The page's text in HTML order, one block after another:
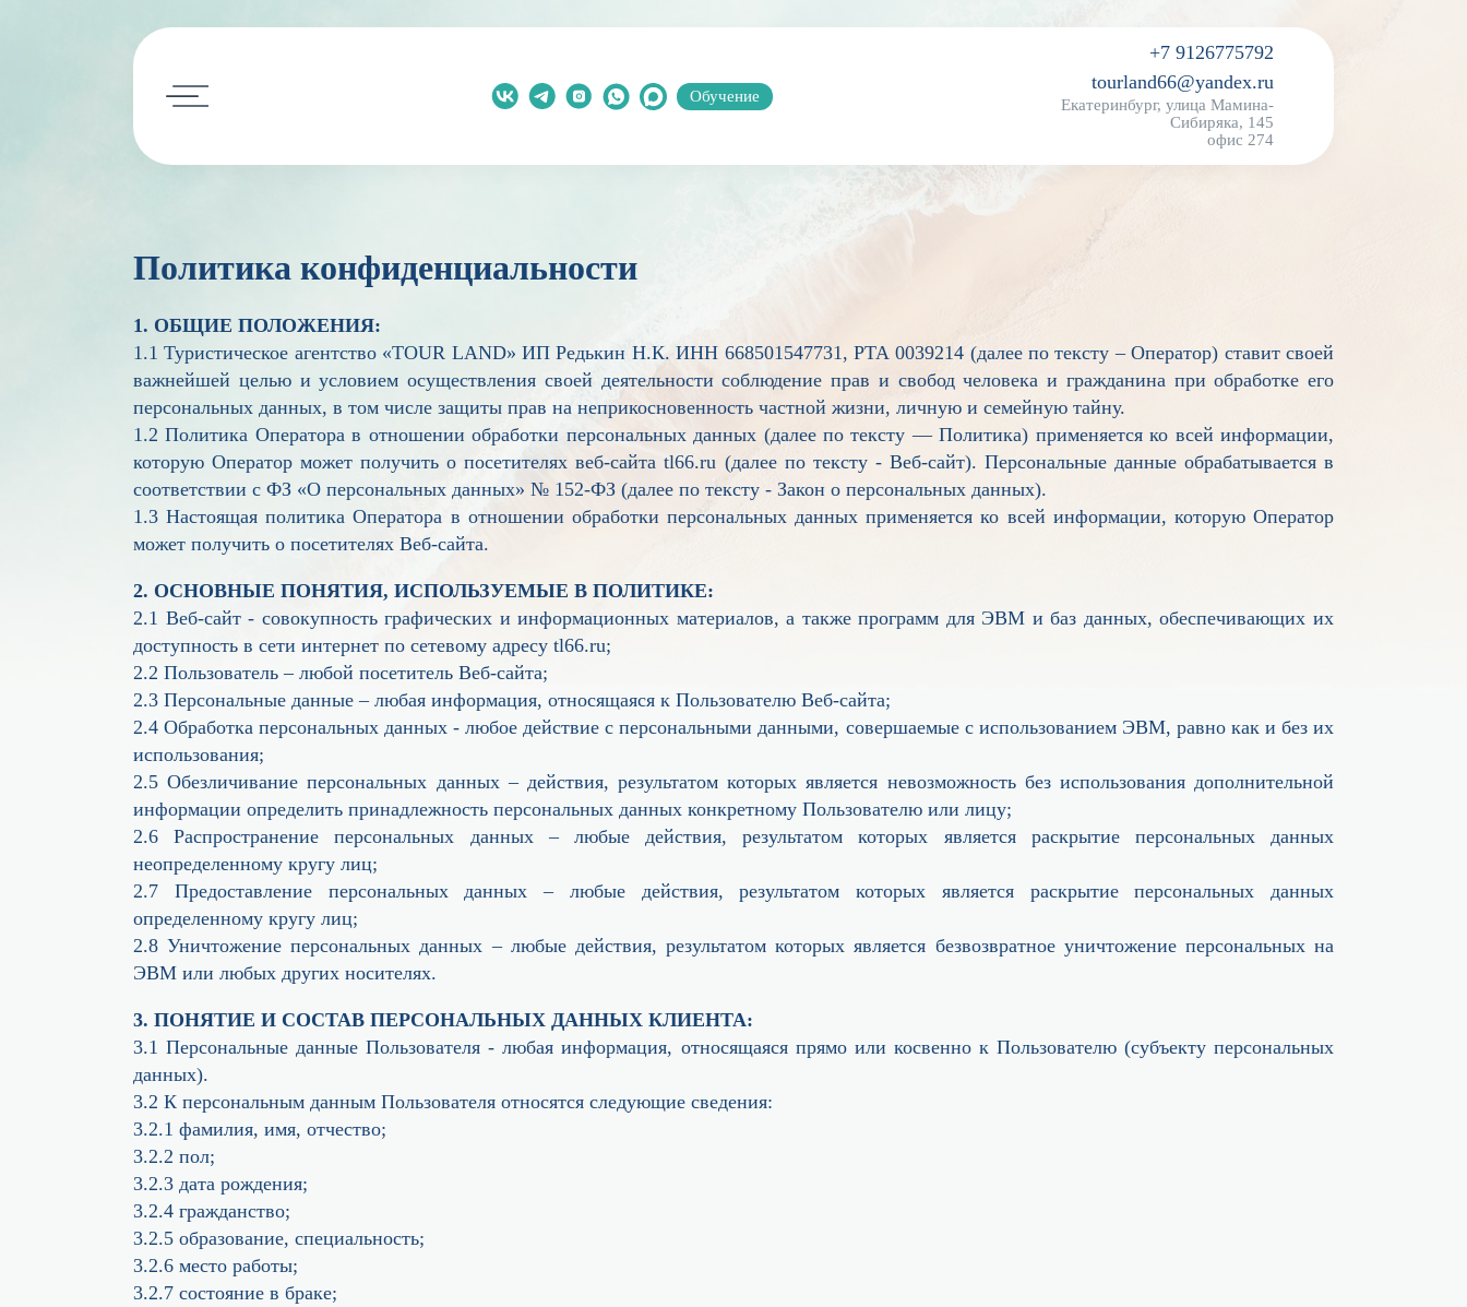
Обучение
+7 9126775792
tourland66@yandex.ru
Екатеринбург, улица Мамина-
Сибиряка, 145
офис 274
Горящие туры
Календарь туров
Страны
Минимальные цены
Авиабилеты
Визы
Обучение
О нас
Политика конфиденциальности
1. ОБЩИЕ ПОЛОЖЕНИЯ:
1.1 Туристическое агентство «TOUR LAND» ИП Редькин Н.К. ИНН 668501547731, РТА 0039214 (далее по тексту – Оператор) ставит своей
важнейшей целью и условием осуществления своей деятельности соблюдение прав и свобод человека и гражданина при обработке его
персональных данных, в том числе защиты прав на неприкосновенность частной жизни, личную и семейную тайну.
1.2 Политика Оператора в отношении обработки персональных данных (далее по тексту — Политика) применяется ко всей информации,
которую Оператор может получить о посетителях веб-сайта tl66.ru (далее по тексту - Веб-сайт). Персональные данные обрабатывается в
соответствии с ФЗ «О персональных данных» № 152-ФЗ (далее по тексту - Закон о персональных данных).
1.3 Настоящая политика Оператора в отношении обработки персональных данных применяется ко всей информации, которую Оператор
может получить о посетителях Веб-сайта.
2. ОСНОВНЫЕ ПОНЯТИЯ, ИСПОЛЬЗУЕМЫЕ В ПОЛИТИКЕ:
2.1 Веб-сайт - совокупность графических и информационных материалов, а также программ для ЭВМ и баз данных, обеспечивающих их
доступность в сети интернет по сетевому адресу tl66.ru;
2.2 Пользователь – любой посетитель Веб-сайта;
2.3 Персональные данные – любая информация, относящаяся к Пользователю Веб-сайта;
2.4 Обработка персональных данных - любое действие с персональными данными, совершаемые с использованием ЭВМ, равно как и без их
использования;
2.5 Обезличивание персональных данных – действия, результатом которых является невозможность без использования дополнительной
информации определить принадлежность персональных данных конкретному Пользователю или лицу;
2.6 Распространение персональных данных – любые действия, результатом которых является раскрытие персональных данных
неопределенному кругу лиц;
2.7 Предоставление персональных данных – любые действия, результатом которых является раскрытие персональных данных
определенному кругу лиц;
2.8 Уничтожение персональных данных – любые действия, результатом которых является безвозвратное уничтожение персональных на
ЭВМ или любых других носителях.
3. ПОНЯТИЕ И СОСТАВ ПЕРСОНАЛЬНЫХ ДАННЫХ КЛИЕНТА:
3.1 Персональные данные Пользователя - любая информация, относящаяся прямо или косвенно к Пользователю (субъекту персональных
данных).
3.2 К персональным данным Пользователя относятся следующие сведения:
3.2.1 фамилия, имя, отчество;
3.2.2 пол;
3.2.3 дата рождения;
3.2.4 гражданство;
3.2.5 образование, специальность;
3.2.6 место работы;
3.2.7 состояние в браке;